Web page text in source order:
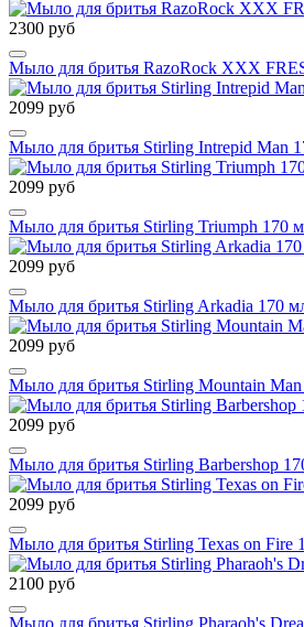
2300 руб
Мыло для бритья RazoRock XXX
2099 руб
Мыло для бритья Stirling Intrepid Man
2099 руб
Мыло для бритья Stirling Triumph 170
2099 руб
Мыло для бритья Stirling Arkadia 170
2099 руб
Мыло для бритья Stirling Mountain
2099 руб
Мыло для бритья Stirling Barbershop
2099 руб
Мыло для бритья Stirling Texas on Fire
2100 руб